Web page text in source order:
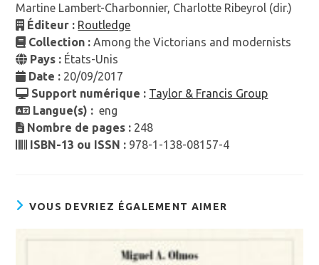
Martine Lambert-Charbonnier, Charlotte Ribeyrol (dir.)
Éditeur : Routledge
Collection : Among the Victorians and modernists
Pays : États-Unis
Date : 20/09/2017
Support numérique : Taylor & Francis Group
Langue(s) : eng
Nombre de pages : 248
ISBN-13 ou ISSN : 978-1-138-08157-4
VOUS DEVRIEZ ÉGALEMENT AIMER